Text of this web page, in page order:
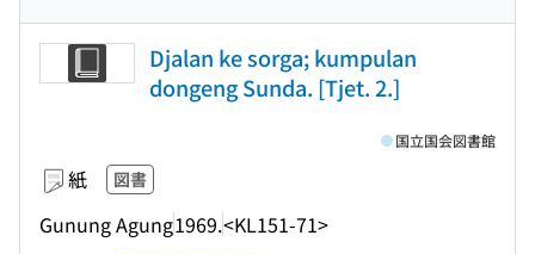
Djalan ke sorga; kumpulan
dongeng Sunda. [Tjet. 2.]
紙 図書
Gunung Agung1969.<KL151-71>
国立国会図書館